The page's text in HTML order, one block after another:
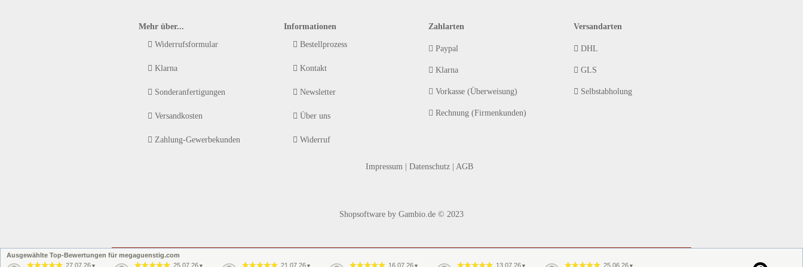
Mehr über...
Widerrufsformular
Klarna
Sonderanfertigungen
Versandkosten
Zahlung-Gewerbekunden
Informationen
Bestellprozess
Kontakt
Newsletter
Über uns
Widerruf
Zahlarten
Paypal
Klarna
Vorkasse (Überweisung)
Rechnung (Firmenkunden)
Versandarten
DHL
GLS
Selbstabholung
Impressum Datenschutz AGB
Shopsoftware by Gambio.de © 2023
Ausgewählte Top-Bewertungen für megaguenstig.com
27.07.26 ▼ 25.07.26 ▼ 21.07.26 ▼ 16.07.26 ▼ 13.07.26 ▼ 25.06.26 ▼